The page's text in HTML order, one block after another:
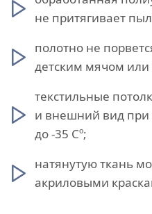
не притягивает
полотно не
детским мячом
текстильные
и внешний вид при
до -35 Сº;
натянутую ткань
акриловыми